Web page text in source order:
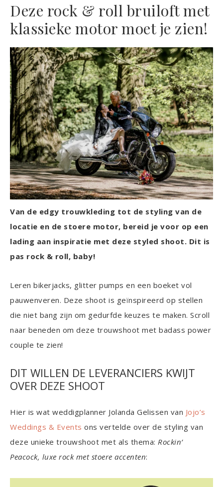
Deze rock & roll bruiloft met
klassieke motor moet je zien!
Van de edgy trouwkleding tot de styling van de
locatie en de stoere motor, bereid je voor op een
lading aan inspiratie met deze styled shoot. Dit is
pas rock & roll, baby!
Leren bikerjacks, glitter pumps en een boeket vol
pauwenveren. Deze shoot is geïnspireerd op stellen
die niet bang zijn om gedurfde keuzes te maken. Scroll
naar beneden om deze trouwshoot met badass power
couple te zien!
DIT WILLEN DE LEVERANCIERS KWIJT
OVER DEZE SHOOT
Hier is wat weddigplanner Jolanda Gelissen van Jojo’s
Weddings & Events ons vertelde over de styling van
deze unieke trouwshoot met als thema: Rockin’
Peacock, luxe rock met stoere accenten: